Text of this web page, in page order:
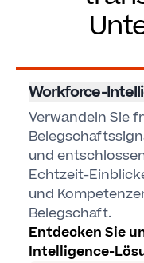
Workforce-
Verwandeln Sie
und
Echtzeit-
und
Belegschaft.
Entdecken Sie
Intelligence-